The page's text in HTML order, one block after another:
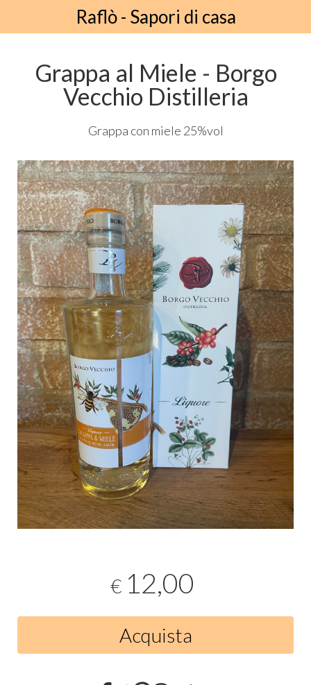
Raflò - Sapori di casa
Grappa al Miele - Borgo
Vecchio Distilleria
Grappa con miele 25%vol
€ 12,00
Acquista